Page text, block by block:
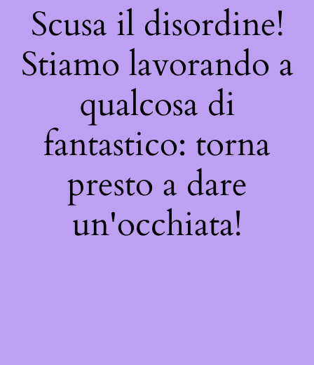
Scusa il disordine!
Stiamo lavorando a
qualcosa di
fantastico: torna
presto a dare
un'occhiata!